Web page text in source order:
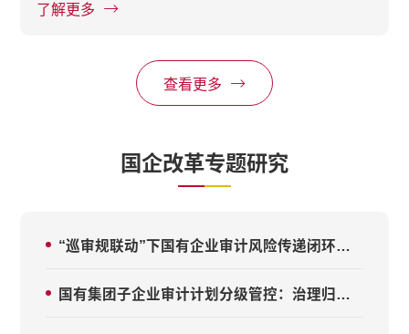
了解更多
查看更多
国企改革专题研究
“巡审规联动”下国有企业审计风险传递闭环的构建与运行
国有集团子企业审计计划分级管控：治理归位、能力分层与风险穿透